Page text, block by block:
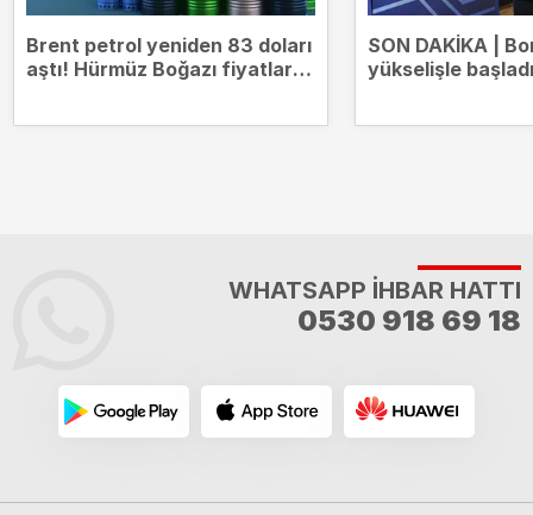
Brent petrol yeniden 83 doları
aştı! Hürmüz Boğazı fiyatları
SON DAKİKA |
yükselişle
WHATSAPP İHBAR HATTI
0530 918 69 18